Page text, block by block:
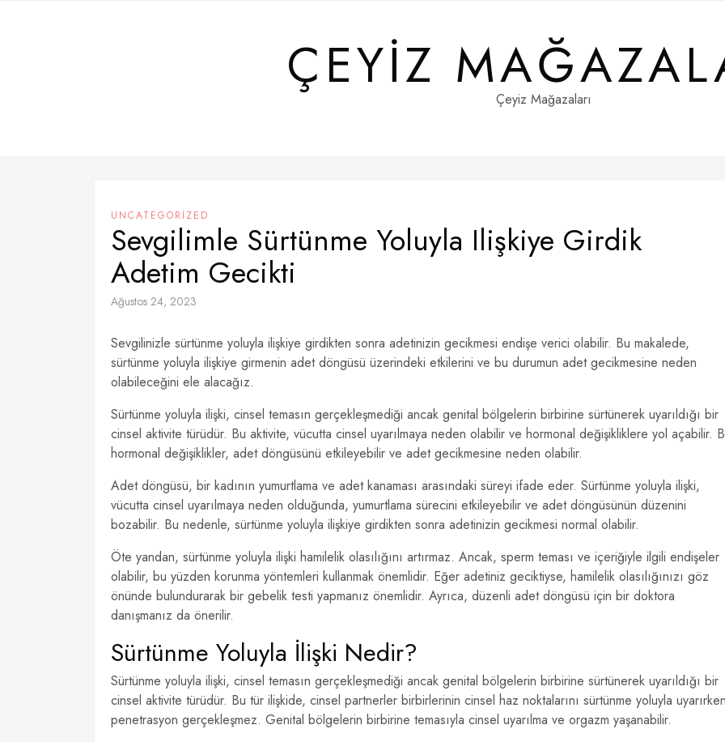
ÇEYIZ Çeyiz Mağazaları
UNCATEGORIZED
Sevgilimle Sürtünme Yoluyla Ilişkiye Girdik
Adetim Gecikti
Ağustos 24, 2023
Sevgilinizle sürtünme yoluyla ilişkiye girdikten sonra adetinizin gecikmesi endişe verici olabilir. Bu makalede,
sürtünme yoluyla ilişkiye girmenin adet döngüsü üzerindeki etkilerini ve bu durumun adet gecikmesine neden
olabileceğini ele alacağız.
Sürtünme yoluyla ilişki, cinsel temasın gerçekleşmediği ancak genital bölgelerin birbirine sürtünerek uyarıldığı bir
cinsel aktivite türüdür. Bu aktivite, vücutta cinsel uyarılmaya neden olabilir ve hormonal değişikliklere yol açabilir.
hormonal değişiklikler, adet döngüsünü etkileyebilir ve adet gecikmesine neden olabilir.
Adet döngüsü, bir kadının yumurtlama ve adet kanaması arasındaki süreyi ifade eder. Sürtünme yoluyla ilişki,
vücutta cinsel uyarılmaya neden olduğunda, yumurtlama sürecini etkileyebilir ve adet döngüsünün düzenini
bozabilir. Bu nedenle, sürtünme yoluyla ilişkiye girdikten sonra adetinizin gecikmesi normal olabilir.
Öte yandan, sürtünme yoluyla ilişki hamilelik olasılığını artırmaz. Ancak, sperm teması ve içeriğiyle ilgili endişeler
olabilir, bu yüzden korunma yöntemleri kullanmak önemlidir. Eğer adetiniz geciktiyse, hamilelik olasılığınızı göz
önünde bulundurarak bir gebelik testi yapmanız önemlidir. Ayrıca, düzenli adet döngüsü için bir doktora
danışmanız da önerilir.
Sürtünme Yoluyla İlişki Nedir?
Sürtünme yoluyla ilişki, cinsel temasın gerçekleşmediği ancak genital bölgelerin birbirine sürtünerek uyarıldığı bir
cinsel aktivite türüdür. Bu tür ilişkide, cinsel partnerler birbirlerinin cinsel haz noktalarını sürtünme yoluyla
penetrasyon gerçekleşmez. Genital bölgelerin birbirine temasıyla cinsel uyarılma ve orgazm yaşanabilir.